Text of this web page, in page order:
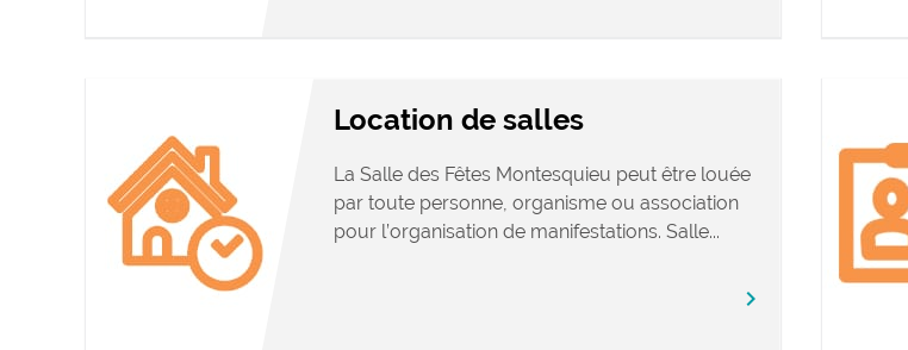
Location de salles
La Salle des Fêtes Montesquieu peut être louée
par toute personne, organisme ou association
pour l’organisation de manifestations. Salle...
chevron_right